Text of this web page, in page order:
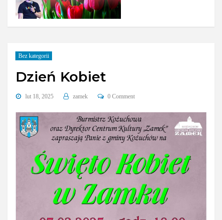
Bez kategorii
Dzień Kobiet
lut 18, 2025 zamek 0 Comment